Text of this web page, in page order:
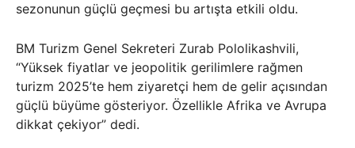
sezonunun güçlü geçmesi bu artışta etkili oldu.
BM Turizm Genel Sekreteri Zurab Pololikashvili,
“Yüksek fiyatlar ve jeopolitik gerilimlere rağmen
turizm 2025’te hem ziyaretçi hem de gelir açısından
güçlü büyüme gösteriyor. Özellikle Afrika ve Avrupa
dikkat çekiyor” dedi.